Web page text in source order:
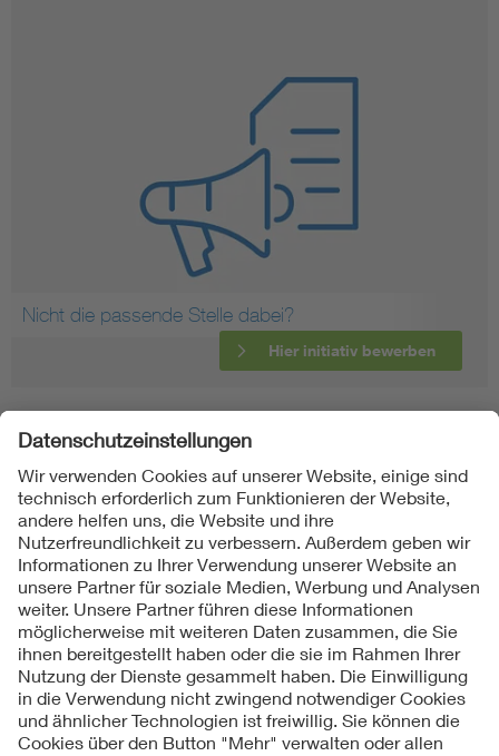
Nicht die passende Stelle dabei?
Hier initiativ bewerben
Folgen Sie uns
Kontakte
Service